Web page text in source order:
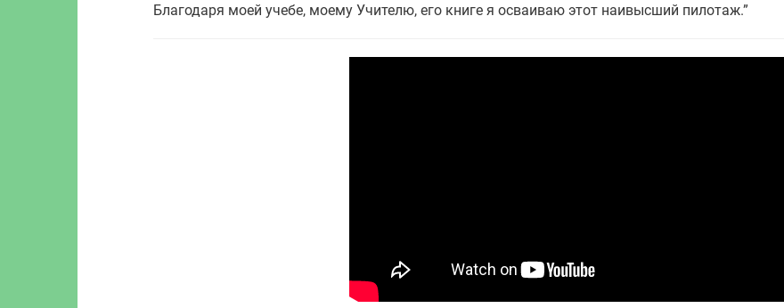
Благодаря моей учебе, моему Учителю, его книге я осваиваю этот наивысший пилотаж.”